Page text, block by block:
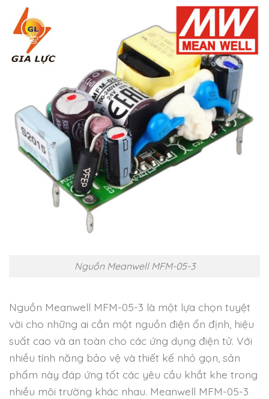
Nguồn Meanwell MFM-05-3
Nguồn Meanwell MFM-05-3 là một lựa chọn tuyệt
vời cho những ai cần một nguồn điện ổn định, hiệu
suất cao và an toàn cho các ứng dụng điện tử. Với
nhiều tính năng bảo vệ và thiết kế nhỏ gọn, sản
phẩm này đáp ứng tốt các yêu cầu khắt khe trong
nhiều môi trường khác nhau. Meanwell MFM-05-3